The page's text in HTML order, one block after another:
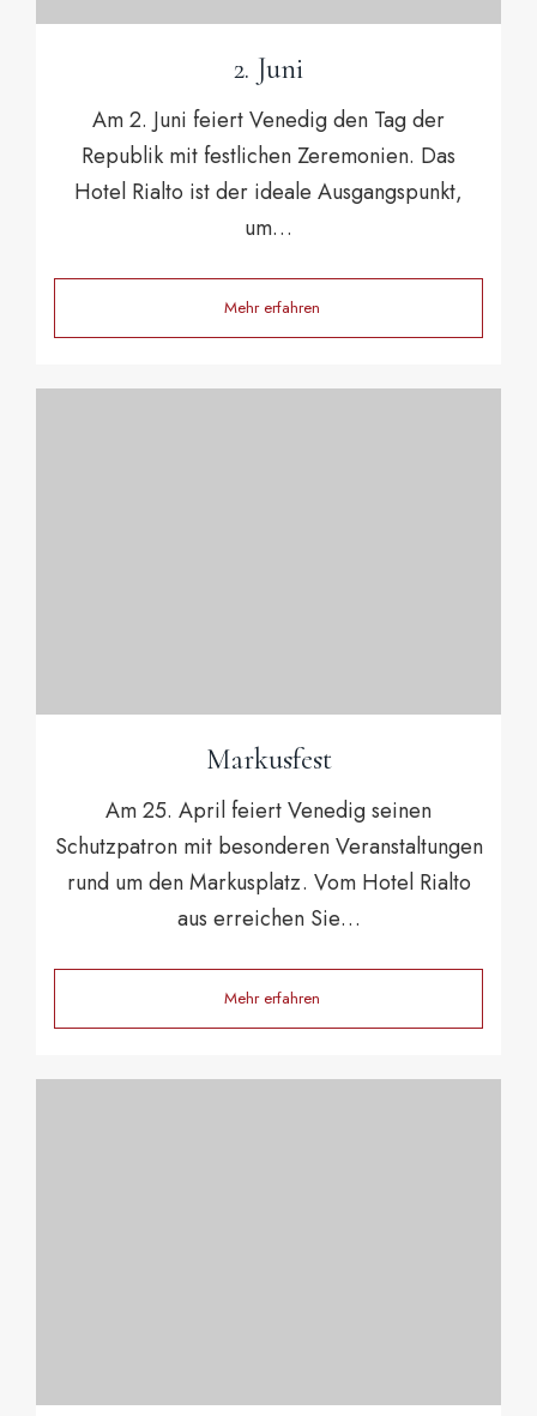
2. Juni
Am 2. Juni feiert Venedig den Tag der
Republik mit festlichen Zeremonien. Das
Hotel Rialto ist der ideale Ausgangspunkt,
um…
Mehr erfahren
Markusfest
Am 25. April feiert Venedig seinen
Schutzpatron mit besonderen Veranstaltungen
rund um den Markusplatz. Vom Hotel Rialto
aus erreichen Sie…
Mehr erfahren